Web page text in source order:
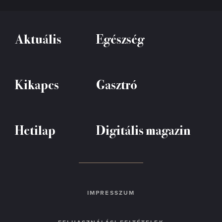
Aktuális Egészség
Kikapcs Gasztró
Hetilap Digitális magazin
IMPRESSZUM